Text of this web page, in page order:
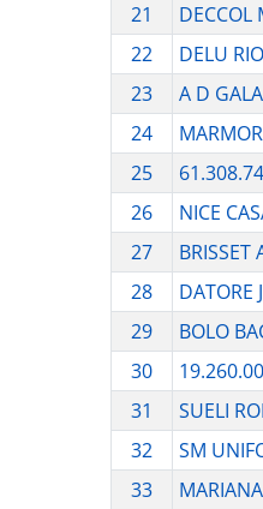
21
DECCOL
22
DELU
23
A D
24
25
26
NICE
27
BRISSET
28
DATORE
29
BOLO
30
31
SUELI
32
SM
33